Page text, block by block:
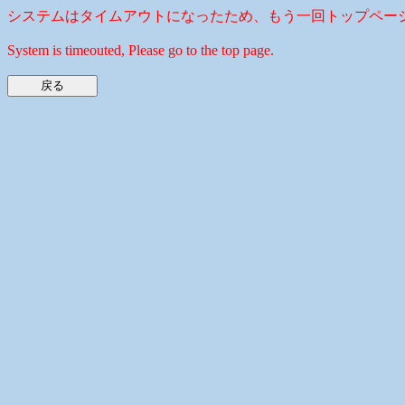
システムはタイムアウトになったため、もう一回トップペー
System is timeouted, Please go to the top page.